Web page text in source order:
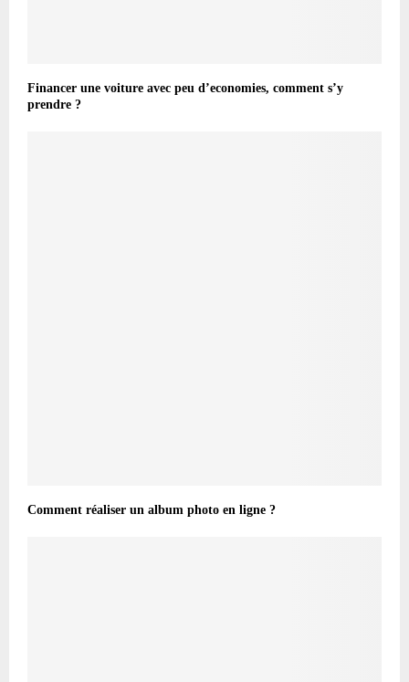
Financer une voiture avec peu d’economies, comment s’y
prendre ?
Comment réaliser un album photo en ligne ?